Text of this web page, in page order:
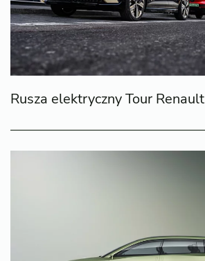
Rusza elektryczny Tour Renault